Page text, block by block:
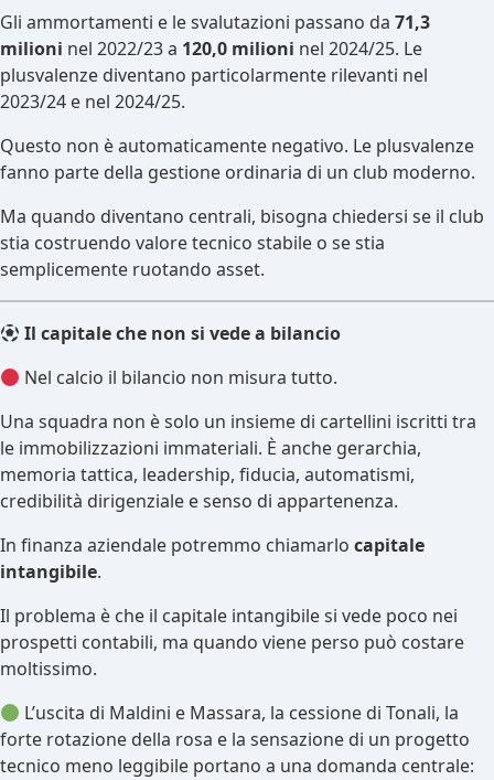
Gli ammortamenti e le svalutazioni passano da 71,3
milioni nel 2022/23 a 120,0 milioni nel 2024/25. Le
plusvalenze diventano particolarmente rilevanti nel
2023/24 e nel 2024/25.
Questo non è automaticamente negativo. Le plusvalenze
fanno parte della gestione ordinaria di un club moderno.
Ma quando diventano centrali, bisogna chiedersi se il club
stia costruendo valore tecnico stabile o se stia
semplicemente ruotando asset.
Il capitale che non si vede a bilancio
Nel calcio il bilancio non misura tutto.
Una squadra non è solo un insieme di cartellini iscritti tra
le immobilizzazioni immateriali. È anche gerarchia,
memoria tattica, leadership, fiducia, automatismi,
credibilità dirigenziale e senso di appartenenza.
In finanza aziendale potremmo chiamarlo capitale
intangibile.
Il problema è che il capitale intangibile si vede poco nei
prospetti contabili, ma quando viene perso può costare
moltissimo.
L’uscita di Maldini e Massara, la cessione di Tonali, la
forte rotazione della rosa e la sensazione di un progetto
tecnico meno leggibile portano a una domanda centrale: